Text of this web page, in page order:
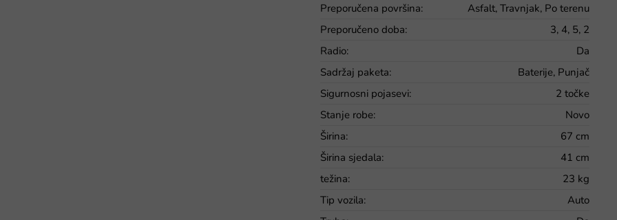
Preporučena površina:
Asfalt, Travnjak, Po terenu
Preporučeno doba:
3, 4, 5, 2
Radio:
Da
Sadržaj paketa:
Baterije, Punjač
Sigurnosni pojasevi:
2 točke
Stanje robe:
Novo
Širina:
67 cm
Širina sjedala:
41 cm
težina:
23 kg
Tip vozila:
Auto